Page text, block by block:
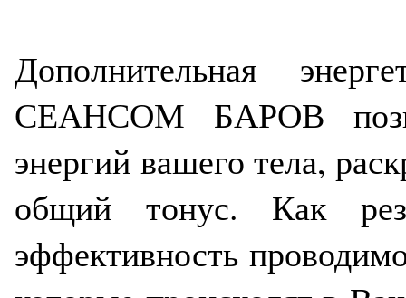
Дополнительная
СЕАНСОМ БАРОВ
энергий вашего тела,
общий тонус. Как
эффективность